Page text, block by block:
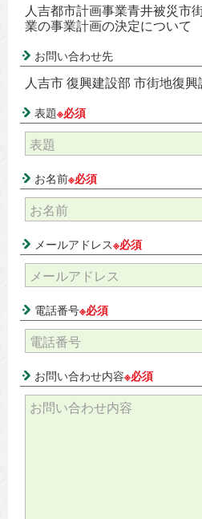
人吉都市計画事業青井被災市
業の事業計画の決定について
お問い合わせ先
人吉市 復興建設部 市街地復
表題※必須
お名前※必須
メールアドレス※必須
電話番号※必須
お問い合わせ内容※必須